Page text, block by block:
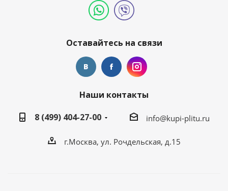
Оставайтесь на связи
Наши контакты
8 (499) 404-27-00
info@kupi-plitu.ru
г.Москва, ул. Рочдельская, д.15